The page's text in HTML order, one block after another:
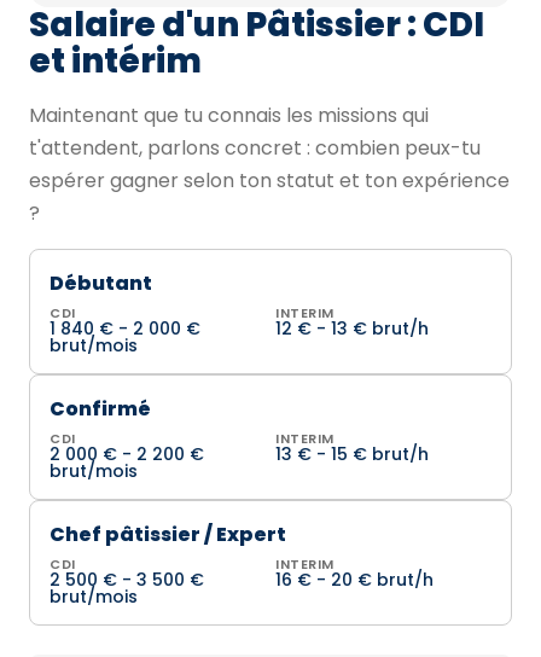
Salaire d'un Pâtissier : CDI
et intérim
Maintenant que tu connais les missions qui
t'attendent, parlons concret : combien peux-tu
espérer gagner selon ton statut et ton expérience
?
Débutant
CDI
1 840 € - 2 000 €
brut/mois
INTERIM
12 € - 13 € brut/h
Confirmé
CDI
2 000 € - 2 200 €
brut/mois
INTERIM
13 € - 15 € brut/h
Chef pâtissier / Expert
CDI
2 500 € - 3 500 €
brut/mois
INTERIM
16 € - 20 € brut/h